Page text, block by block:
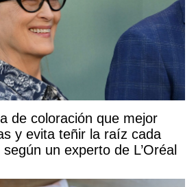
de coloración que mejor
y evita teñir la raíz cada
un experto de L’Oréal